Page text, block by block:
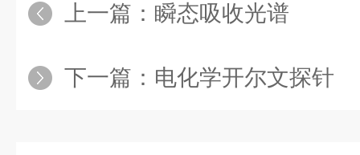
上一篇： 瞬态吸收光谱
下一篇： 电化学开尔文探针